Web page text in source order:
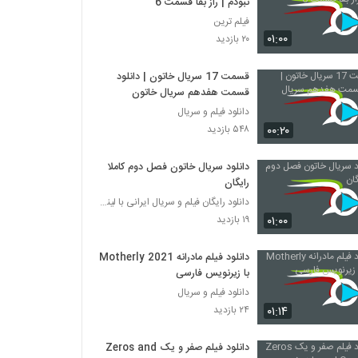
۰۱:۰۰
فیلم ترین
۲۰ بازدید
۰۰:۲۰
قسمت 17 سریال خاتون | دانلود
قسمت هفدهم سریال خاتون
دانلود فیلم و سریال
۵۴۸ بازدید
۰۱:۰۰
دانلود سریال خاتون فصل دوم کاملا
رایگان
دانلود رایگان فیلم و سریال ایرانی با لینک مستقیم
۱۹ بازدید
۰۱:۱۴
دانلود فیلم مادرانه Motherly 2021
با زیرنویس فارسی
دانلود فیلم و سریال
۲۴ بازدید
دانلود فیلم صفر و یک Zeros and